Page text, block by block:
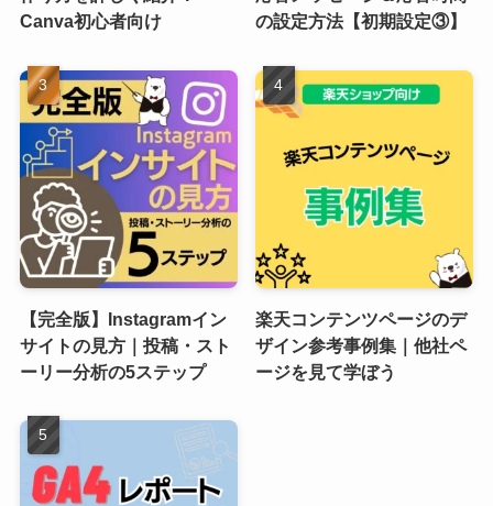
Canva初心者向け
の設定方法【初期設定③】
【完全版】Instagramイン
サイトの見方｜投稿・スト
ーリー分析の5ステップ
楽天コンテンツページのデ
ザイン参考事例集｜他社ペ
ージを見て学ぼう